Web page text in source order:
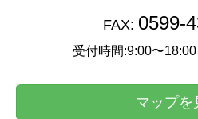
FAX: 0599-
受付時間:9:00〜18:00
マップを